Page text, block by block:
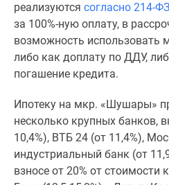
реализуются согласно 214-ФЗ
за 100%-ную оплату, в
возможность использовать
либо как доплату по ДДУ,
погашение кредита.
Ипотеку на мкр. «Шушары»
несколько крупных банков,
10,4%), ВТБ 24 (от 11,4%),
индустриальный банк (от
взносе от 20% от стоимости